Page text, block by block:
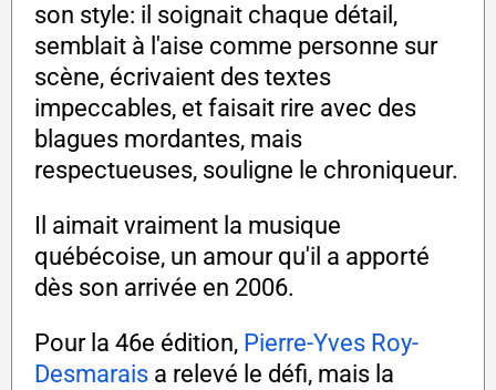
son style: il soignait chaque détail,
semblait à l'aise comme personne sur
scène, écrivaient des textes
impeccables, et faisait rire avec des
blagues mordantes, mais
respectueuses, souligne le chroniqueur.
Il aimait vraiment la musique
québécoise, un amour qu'il a apporté
dès son arrivée en 2006.
Pour la 46e édition, Pierre-Yves Roy-
Desmarais a relevé le défi, mais la